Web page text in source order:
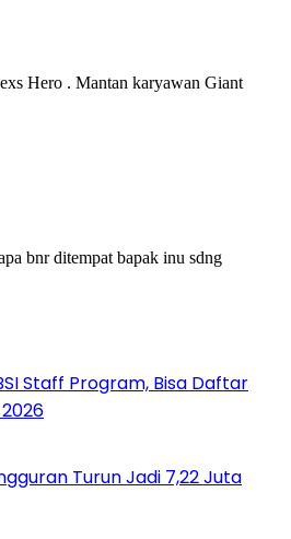
Hero . Mantan karyawan Giant
bnr ditempat bapak inu sdng
Staff Program, Bisa Daftar
Turun Jadi 7,22 Juta